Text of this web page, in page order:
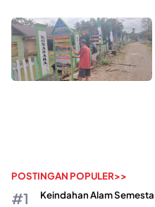
POSTINGAN POPULER>>
Keindahan Alam Semesta